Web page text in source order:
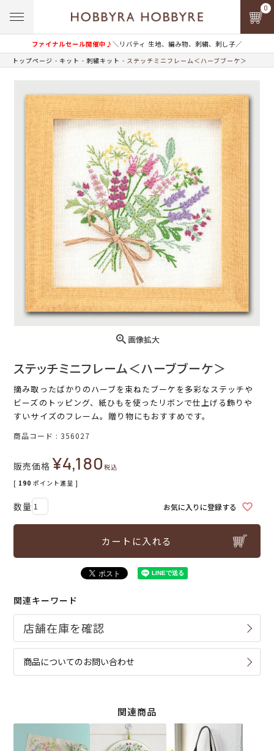
ファイナルセール開催中♪＼リバティ 生地、編み物、刺繍、刺し子／
0
トップページ キット 刺繍キット ステッチミニフレーム＜ハーブブーケ＞
画像拡大
ステッチミニフレーム＜ハーブブーケ＞
摘み取ったばかりのハーブを束ねたブーケを多彩なステッチや
ビーズのトッピング、紙ひもを使ったリボンで仕上げる飾りや
すいサイズのフレーム。贈り物にもおすすめです。
商品コード 356027
販売価格 ¥4,180税込
[ 190 ポイント進呈 ]
お気に入りに登録する
カートに入れる
関連キーワード
商品についてのお問い合わせ
関連商品